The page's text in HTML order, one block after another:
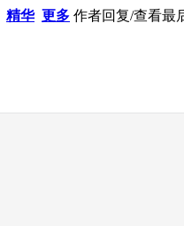
精华 更多 作者回复/查看最